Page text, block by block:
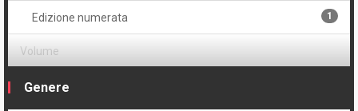
Edizione numerata 1
Volume
Cartonato oversized
Genere